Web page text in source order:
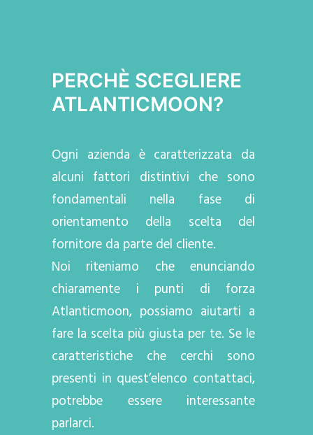
PERCHÈ SCEGLIERE
ATLANTICMOON?
Ogni azienda è caratterizzata da
alcuni fattori distintivi che sono
fondamentali nella fase di
orientamento della scelta del
fornitore da parte del cliente.
Noi riteniamo che enunciando
chiaramente i punti di forza
Atlanticmoon, possiamo aiutarti a
fare la scelta più giusta per te. Se le
caratteristiche che cerchi sono
presenti in quest’elenco contattaci,
potrebbe essere interessante
parlarci.